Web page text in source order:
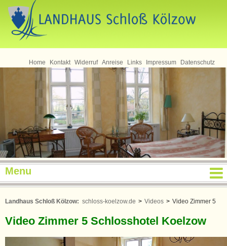
Home Kontakt Widerruf Anreise Links Impressum Datenschutz
Menu
Landhaus Schloß Kölzow: schloss-koelzow.de > Videos > Video Zimmer 5
Video Zimmer 5 Schlosshotel Koelzow